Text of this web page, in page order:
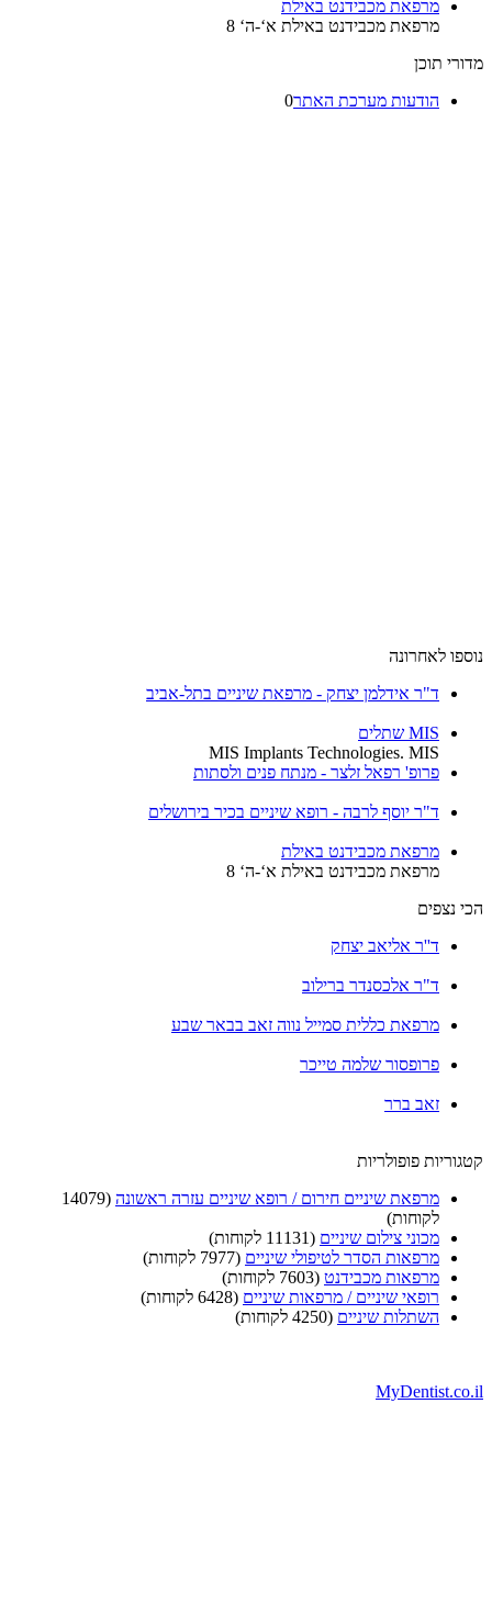
מרפאת מכבידנט באילת
מרפאת מכבידנט באילת א‘-ה‘ 8
תוכן
הודעות מערכת האתר0
לאחרונה
ד"ר אידלמן יצחק - מרפאת שיניים בתל-אביב
MIS שתלים
MIS Implants Technologies. MIS
פרופ' רפאל זלצר - מנתח פנים ולסתות
ד"ר יוסף לרבה - רופא שיניים בכיר בירושלים
מרפאת מכבידנט באילת
מרפאת מכבידנט באילת א‘-ה‘ 8
נצפים
ד''ר אליאב יצחק
ד"ר אלכסנדר ברילוב
מרפאת כללית סמייל נווה זאב בבאר שבע
פרופסור שלמה טייכר
זאב ברר
פופולריות
מרפאת שיניים חירום / רופא שיניים עזרה ראשונה (14079
לקוחות)
מכוני צילום שיניים (11131 לקוחות)
מרפאות הסדר לטיפולי שיניים (7977 לקוחות)
מרפאות מכבידנט (7603 לקוחות)
רופאי שיניים / מרפאות שיניים (6428 לקוחות)
השתלות שיניים (4250 לקוחות)